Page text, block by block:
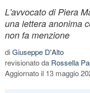
L'avvocato di Piera
una lettera anonima
non fa menzione
diGiuseppe D'Alto
revisionato da Rossella
Aggiornato il 13 maggio